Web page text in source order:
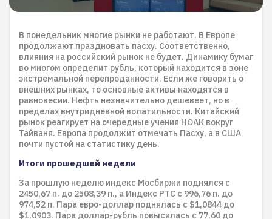
В понедельник многие рынки не работают. В Европе
продолжают праздновать пасху. Соответственно,
влияния на российский рынок не будет. Динамику бумаг
во многом определит рубль, который находится в зоне
экстремальной перепроданности. Если же говорить о
внешних рынках, то основные активы находятся в
равновесии. Нефть незначительно дешевеет, но в
пределах внутридневной волатильности. Китайский
рынок реагирует на очередные учения НОАК вокруг
Тайваня. Европа продолжит отмечать Пасху, а в США
почти пустой на статистику день.
Итоги прошедшей недели
За прошлую неделю индекс Мосбиржи поднялся с
2450,67 п. до 2508,39 п., а Индекс РТС с 996,76 п. до
974,52 п. Пара евро-доллар поднялась с $1,0844 до
$1,0903. Пара доллар-рубль повысилась с 77,60 до